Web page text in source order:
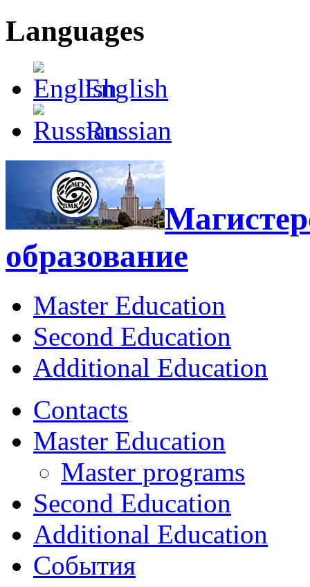
Languages
English
Russian
образование
Master Education
Second Education
Additional Education
Contacts
Master Education
Master programs
Second Education
Additional Education
События